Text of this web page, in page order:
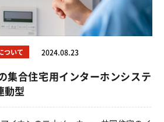
ついて 2024.08.23
集合住宅用インターホンシステ
動型